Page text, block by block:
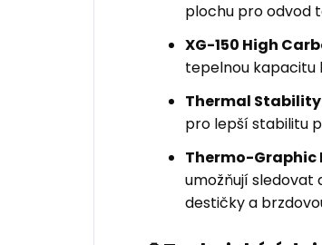
plochu pro odvod
XG-150 High
tepelnou kapacitu
Thermal
pro lepší stabilitu
Thermo-Graphic
umožňují sledovat
destičky a